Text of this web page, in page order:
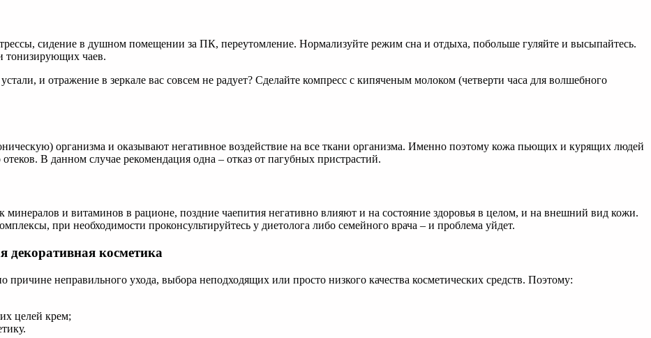
сидение в душном помещении за ПК, переутомление. Нормализуйте режим сна и отдыха, побольше гуляйте и высыпайтесь.
тонизирующих чаев.
и отражение в зеркале вас совсем не радует? Сделайте компресс с кипяченым молоком (четверти часа для волшебного
организма и оказывают негативное воздействие на все ткани организма. Именно поэтому кожа пьющих и курящих людей
В данном случае рекомендация одна – отказ от пагубных пристрастий.
минералов и витаминов в рационе, поздние чаепития негативно влияют и на состояние здоровья в целом, и на внешний вид кожи.
при необходимости проконсультируйтесь у диетолога либо семейного врача – и проблема уйдет.
декоративная косметика
неправильного ухода, выбора неподходящих или просто низкого качества косметических средств. Поэтому:
целей крем;